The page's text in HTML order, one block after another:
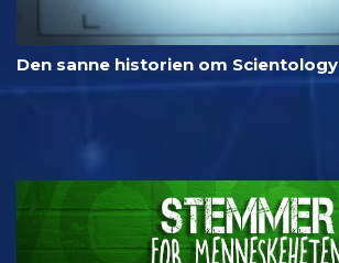
Den sanne historien om Scientology